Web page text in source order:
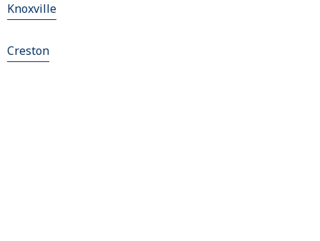
Knoxville
Creston